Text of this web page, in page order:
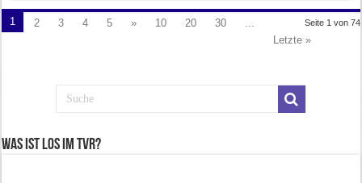
Seite 1 von 74
1 2 3 4 5 » 10 20 30
Letzte »
Was ist los im TVR?